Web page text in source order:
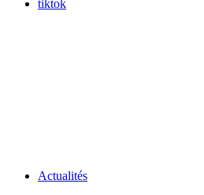
tiktok
Actualités